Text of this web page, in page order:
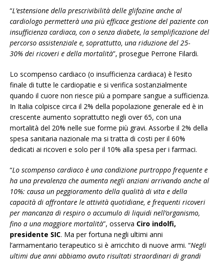
“L’estensione della prescrivibilità delle glifozine anche al
cardiologo permetterà una più efficace gestione del paziente con
insufficienza cardiaca, con o senza diabete, la semplificazione del
percorso assistenziale e, soprattutto, una riduzione del 25-
30% dei ricoveri e della mortalità”, prosegue Perrone Filardi.
Lo scompenso cardiaco (o insufficienza cardiaca) è l’esito
finale di tutte le cardiopatie e si verifica sostanzialmente
quando il cuore non riesce più a pompare sangue a sufficienza.
In Italia colpisce circa il 2% della popolazione generale ed è in
crescente aumento soprattutto negli over 65, con una
mortalità del 20% nelle sue forme più gravi. Assorbe il 2% della
spesa sanitaria nazionale ma si tratta di costi per il 60%
dedicati ai ricoveri e solo per il 10% alla spesa per i farmaci.
“Lo scompenso cardiaco è una condizione purtroppo frequente e
ha una prevalenza che aumenta negli anziani arrivando anche al
10%: causa un peggioramento della qualità di vita e della
capacità di affrontare le attività quotidiane, e frequenti ricoveri
per mancanza di respiro o accumulo di liquidi nell’organismo,
fino a una maggiore mortalità”, osserva Ciro indolfi,
presidente SIC. Ma per fortuna negli ultimi anni
l’armamentario terapeutico si è arricchito di nuove armi. “Negli
ultimi due anni abbiamo avuto risultati straordinari di grandi